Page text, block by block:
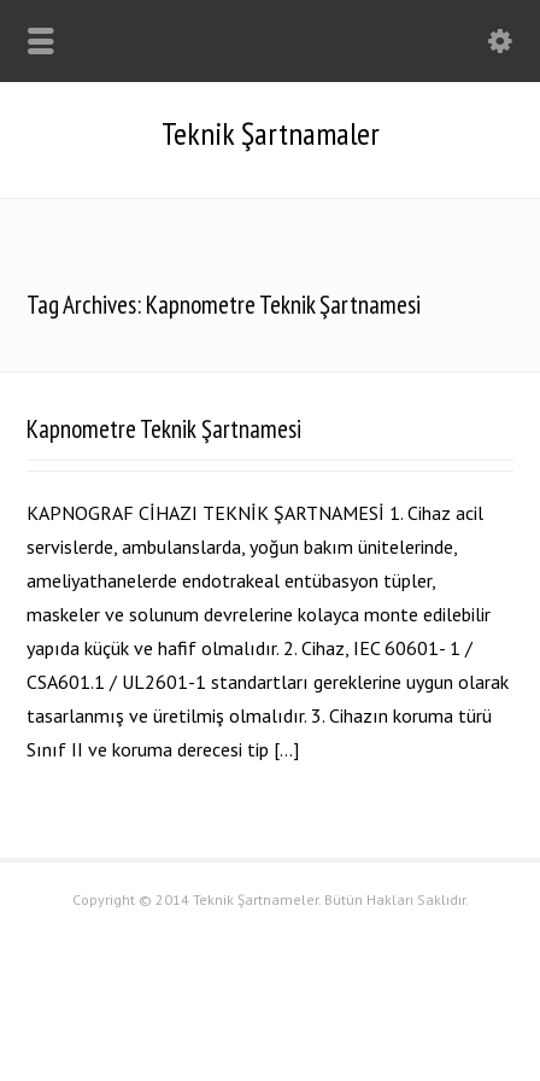
Teknik Şartnamaler
Tag Archives: Kapnometre Teknik Şartnamesi
Kapnometre Teknik Şartnamesi
KAPNOGRAF CİHAZI TEKNİK ŞARTNAMESİ 1. Cihaz acil
servislerde, ambulanslarda, yoğun bakım ünitelerinde,
ameliyathanelerde endotrakeal entübasyon tüpler,
maskeler ve solunum devrelerine kolayca monte edilebilir
yapıda küçük ve hafif olmalıdır. 2. Cihaz, IEC 60601- 1 /
CSA601.1 / UL2601-1 standartları gereklerine uygun olarak
tasarlanmış ve üretilmiş olmalıdır. 3. Cihazın koruma türü
Sınıf II ve koruma derecesi tip […]
Copyright © 2014 Teknik Şartnameler. Bütün Hakları Saklıdır.